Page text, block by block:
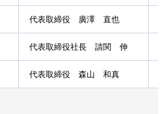
代表取締役 廣澤 直也
代表取締役社長 請関 伸
代表取締役 森山 和真